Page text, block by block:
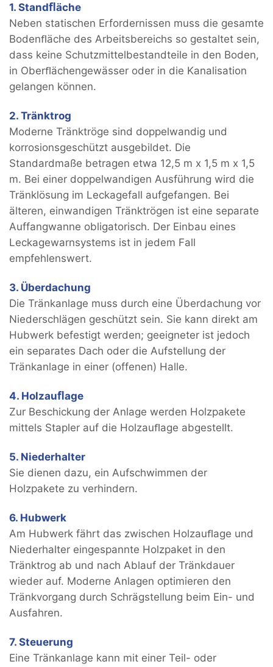
1. Standﬂäche
Neben statischen Erfordernissen muss die gesamte
Bodenﬂäche des Arbeitsbereichs so gestaltet sein,
dass keine Schutzmittelbestandteile in den Boden,
in Oberﬂächengewässer oder in die Kanalisation
gelangen können.
2. Tränktrog
Moderne Tränktröge sind doppelwandig und
korrosionsgeschützt ausgebildet. Die
Standardmaße betragen etwa 12,5 m x 1,5 m x 1,5
m. Bei einer doppelwandigen Ausführung wird die
Tränklösung im Leckagefall aufgefangen. Bei
älteren, einwandigen Tränktrögen ist eine separate
Auffangwanne obligatorisch. Der Einbau eines
Leckagewarnsystems ist in jedem Fall
empfehlenswert.
3. Überdachung
Die Tränkanlage muss durch eine Überdachung vor
Niederschlägen geschützt sein. Sie kann direkt am
Hubwerk befestigt werden; geeigneter ist jedoch
ein separates Dach oder die Aufstellung der
Tränkanlage in einer (offenen) Halle.
4. Holzauﬂage
Zur Beschickung der Anlage werden Holzpakete
mittels Stapler auf die Holzauﬂage abgestellt.
5. Niederhalter
Sie dienen dazu, ein Aufschwimmen der
Holzpakete zu verhindern.
6. Hubwerk
Am Hubwerk fährt das zwischen Holzauﬂage und
Niederhalter eingespannte Holzpaket in den
Tränktrog ab und nach Ablauf der Tränkdauer
wieder auf. Moderne Anlagen optimieren den
Tränkvorgang durch Schrägstellung beim Ein- und
Ausfahren.
7. Steuerung
Eine Tränkanlage kann mit einer Teil- oder